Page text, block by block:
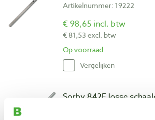
Artikelnummer: 19222
€ 98,65 incl. btw
€ 81,53 excl. btw
Op voorraad
Vergelijken
Sorby 842F losse
Fingernail 13 mm